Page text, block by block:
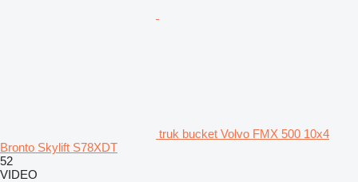
truk bucket Volvo FMX 500 10x4
Bronto Skylift S78XDT
52
VIDEO